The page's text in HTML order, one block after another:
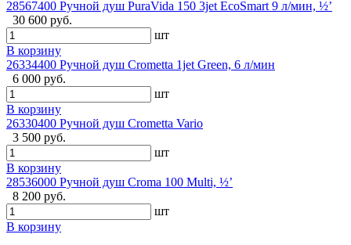
28567400 Ручной душ PuraVida 150 3jet EcoSmart 9 л/мин, ½’
30 600 руб.
шт
В корзину
26334400 Ручной душ Crometta 1jet Green, 6 л/мин
6 000 руб.
шт
В корзину
26330400 Ручной душ Crometta Vario
3 500 руб.
шт
В корзину
28536000 Ручной душ Croma 100 Multi, ½’
8 200 руб.
шт
В корзину